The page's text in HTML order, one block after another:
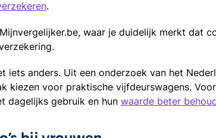
.
waar je duidelijk merkt dat
iets anders. Uit een onderzoek van het
kiezen voor praktische vijfdeurswagens.
dagelijks gebruik en hun waarde beter